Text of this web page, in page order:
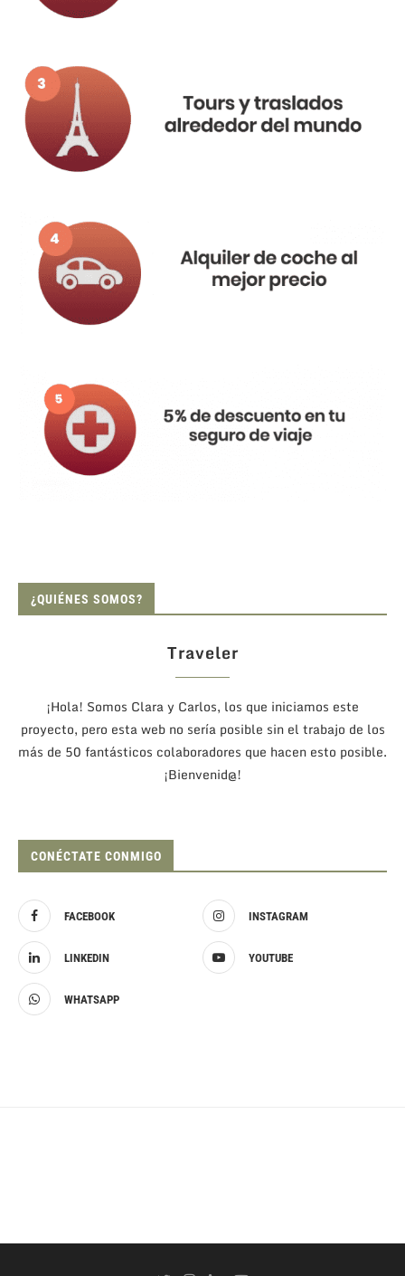
¿QUIÉNES SOMOS?
Traveler
¡Hola! Somos Clara y Carlos, los que iniciamos este
proyecto, pero esta web no sería posible sin el trabajo de los
más de 50 fantásticos colaboradores que hacen esto posible.
¡Bienvenid@!
CONÉCTATE CONMIGO
FACEBOOK INSTAGRAM
LINKEDIN YOUTUBE
WHATSAPP